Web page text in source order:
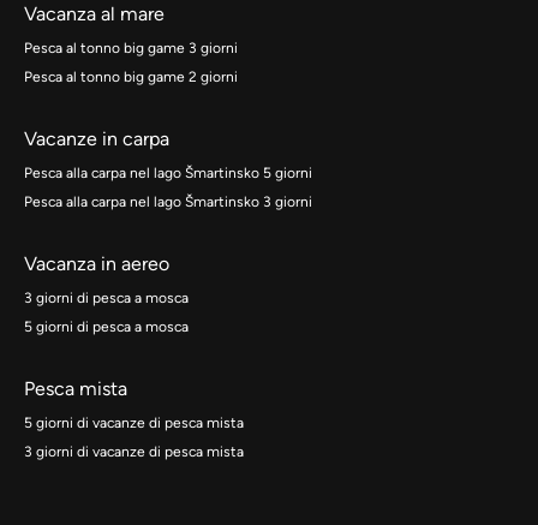
Vacanza al mare
Pesca al tonno big game 3 giorni
Pesca al tonno big game 2 giorni
Vacanze in carpa
Pesca alla carpa nel lago Šmartinsko 5 giorni
Pesca alla carpa nel lago Šmartinsko 3 giorni
Vacanza in aereo
3 giorni di pesca a mosca
5 giorni di pesca a mosca
Pesca mista
5 giorni di vacanze di pesca mista
3 giorni di vacanze di pesca mista